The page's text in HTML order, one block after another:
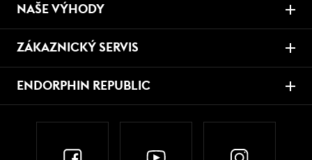
NAŠE VÝHODY
ZÁKAZNICKÝ SERVIS
ENDORPHIN REPUBLIC